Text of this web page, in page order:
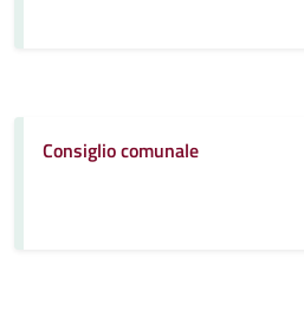
Consiglio comunale